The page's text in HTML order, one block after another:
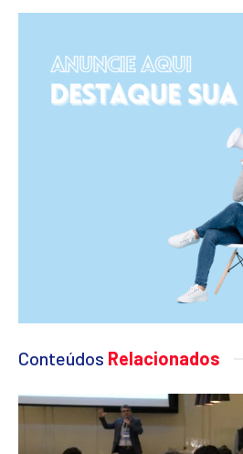
Conteúdos Relacionados